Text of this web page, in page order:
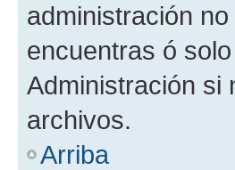
administración
encuentras ó
Administración si
archivos.
Arriba